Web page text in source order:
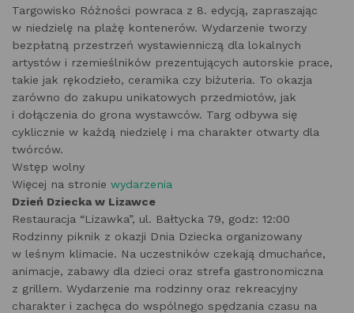
Targowisko Różności powraca z 8. edycją, zapraszając
w niedzielę na plażę kontenerów. Wydarzenie tworzy
bezpłatną przestrzeń wystawienniczą dla lokalnych
artystów i rzemieślników prezentujących autorskie prace,
takie jak rękodzieło, ceramika czy biżuteria. To okazja
zarówno do zakupu unikatowych przedmiotów, jak
i dołączenia do grona wystawców. Targ odbywa się
cyklicznie w każdą niedzielę i ma charakter otwarty dla
twórców.
Wstęp wolny
Więcej na stronie wydarzenia
Dzień Dziecka w Lizawce
Restauracja “Lizawka”, ul. Bałtycka 79, godz: 12:00
Rodzinny piknik z okazji Dnia Dziecka organizowany
w leśnym klimacie. Na uczestników czekają dmuchańce,
animacje, zabawy dla dzieci oraz strefa gastronomiczna
z grillem. Wydarzenie ma rodzinny oraz rekreacyjny
charakter i zachęca do wspólnego spędzania czasu na